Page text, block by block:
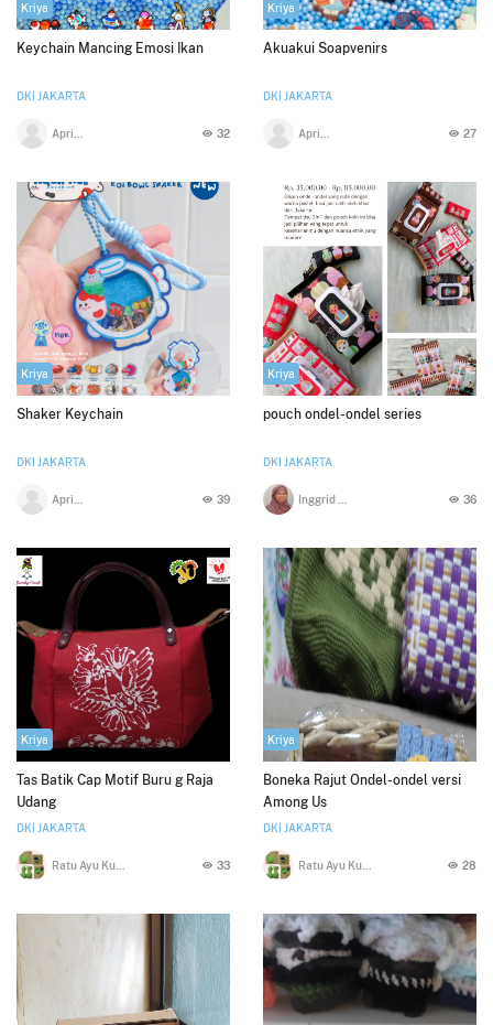
Kriya
Keychain Mancing Emosi Ikan
DKI JAKARTA
32
Kriya
Akuakui Soapvenirs
DKI JAKARTA
27
Kriya
Shaker Keychain
DKI JAKARTA
39
Kriya
pouch ondel-ondel series
DKI JAKARTA
36
Kriya
Tas Batik Cap Motif Buru g Raja
Udang
DKI JAKARTA
33
Kriya
Boneka Rajut Ondel-ondel versi
Among Us
DKI JAKARTA
28